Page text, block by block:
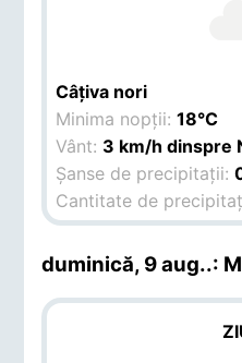
Câțiva nori
Minima nopții:18°C
Vânt: 3 km/h dinspre
Șanse de precipitații:
Cantitate de
duminică, 9 aug..: